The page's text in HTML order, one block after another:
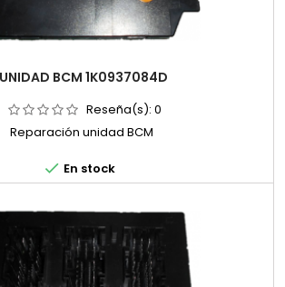
UNIDAD BCM 1K0937084D
Reseña(s): 0
Reparación unidad BCM
 En stock